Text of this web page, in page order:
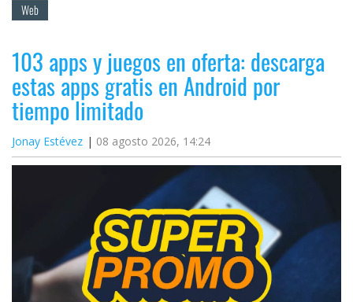
Web
103 apps y juegos en oferta: descarga
estas apps gratis en Android por
tiempo limitado
Jonay Estévez 08 agosto 2026, 14:24